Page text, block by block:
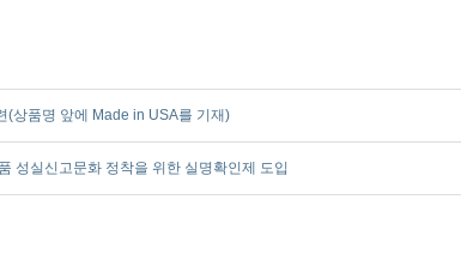
(상품명 앞에 Made in USA를 기재)
성실신고문화 정착을 위한 실명확인제 도입